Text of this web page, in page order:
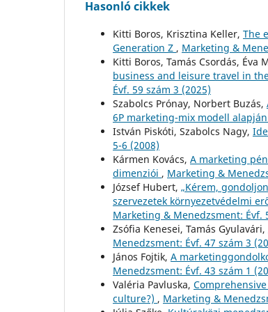
Hasonló cikkek
Kitti Boros, Krisztina Keller, The
Generation Z , Marketing &
Kitti Boros, Tamás Csordás, Éva
business and leisure travel in
Évf. 59 szám 3 (2025)
Szabolcs Prónay, Norbert Buzás,
6P marketing-mix modell alapján
István Piskóti, Szabolcs Nagy,
5-6 (2008)
Kármen Kovács, A marketing
dimenziói , Marketing &
József Hubert, „Kérem,
szervezetek környezetvédelmi
Marketing & Menedzsment: Évf.
Zsófia Kenesei, Tamás Gyulavári,
Menedzsment: Évf. 47 szám 3
János Fojtik, A
Menedzsment: Évf. 43 szám 1
Valéria Pavluska,
culture?) , Marketing &